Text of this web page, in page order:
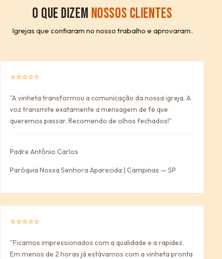
O QUE DIZEM NOSSOS CLIENTES
Igrejas que confiaram no nosso trabalho e aprovaram.
⭐⭐⭐⭐⭐
"A vinheta transformou a comunicação da nossa igreja. A
voz transmite exatamente a mensagem de fé que
queremos passar. Recomendo de olhos fechados!"
Padre Antônio Carlos
Paróquia Nossa Senhora Aparecida | Campinas — SP
⭐⭐⭐⭐⭐
"Ficamos impressionados com a qualidade e a rapidez.
Em menos de 2 horas já estávamos com a vinheta pronta